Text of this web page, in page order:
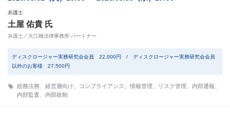
弁護士
土屋 佑貴 氏
弁護士／大江橋法律事務所 パートナー
ディスクロージャー実務研究会会員 22,000円 / ディスクロージャー実務研究会会員
以外のお客様 27,500円
総務法務 経営層向け コンプライアンス 情報管理 リスク管理 内部通報
内部監査
内部統制